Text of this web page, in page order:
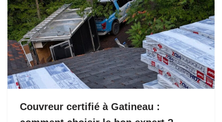
Couvreur certifié à Gatineau :